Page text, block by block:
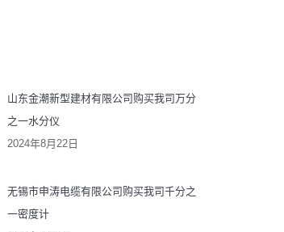
山东金潮新型建材有限公司购买我司万分
之一水分仪
2024年8月22日
无锡市申涛电缆有限公司购买我司千分之
一密度计